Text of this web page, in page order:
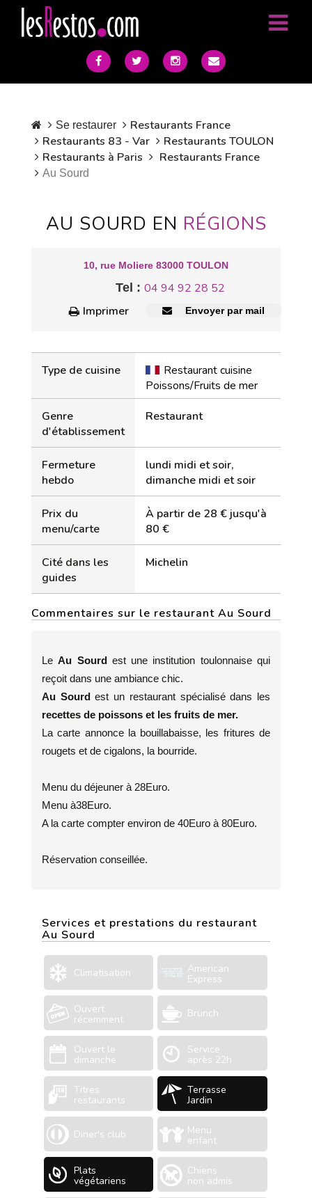
Se restaurer
Restaurants France
Restaurants 83 - Var
Restaurants TOULON
Restaurants à Paris
Restaurants France
Au Sourd
AU SOURD EN RÉGIONS
10, rue Moliere 83000 TOULON
Tel : 04 94 92 28 52
Imprimer
Envoyer par mail
Type de cuisine
Restaurant cuisine
Poissons/Fruits de mer
Genre
d'établissement
Restaurant
Fermeture
hebdo
lundi midi et soir,
dimanche midi et soir
Prix du
menu/carte
À partir de 28 € jusqu'à
80 €
Cité dans les
guides
Michelin
Commentaires sur le restaurant Au Sourd
LeAu Sourd est une institution toulonnaise qui
reçoit dans une ambiance chic.
Au Sourdest un restaurant spécialisé dans les
recettes de poissons et les fruits de mer.
La carte annonce la bouillabaisse, les fritures de
rougets et de cigalons, la bourride.
Menu du déjeuner à 28Euro.
Menu à38Euro.
A la carte compter environ de 40Euro à 80Euro.
Réservation conseillée.
Services et prestations du restaurant
Au Sourd
Climatisation American
Express
Ouvert
récemment Brunch
Ouvert le
dimanche
Service
après 22h
Titres
restaurants
Terrasse
Jardin
Diner's club Menu
enfant
Plats
végétariens
Chiens
non admis